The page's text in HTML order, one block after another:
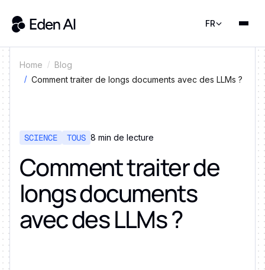
FR
Home
Blog
Comment traiter de longs documents avec des LLMs ?
SCIENCE TOUS 8 min de lecture
Comment traiter de
longs documents
avec des LLMs ?